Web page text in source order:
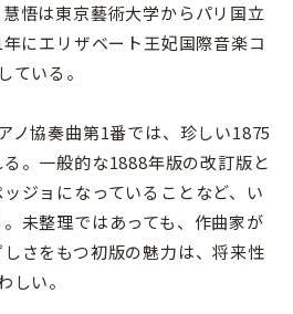
悟は東京藝術大学からパリ国立
にエリザベート王妃国際音楽コ
ている。
ノ協奏曲第1番では、珍しい1875
。一般的な1888年版の改訂版と
ジョになっていることなど、い
未整理ではあっても、作曲家が
さをもつ初版の魅力は、将来性
しい。